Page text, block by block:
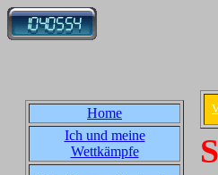
Home
Ich und meine
Wettkämpfe